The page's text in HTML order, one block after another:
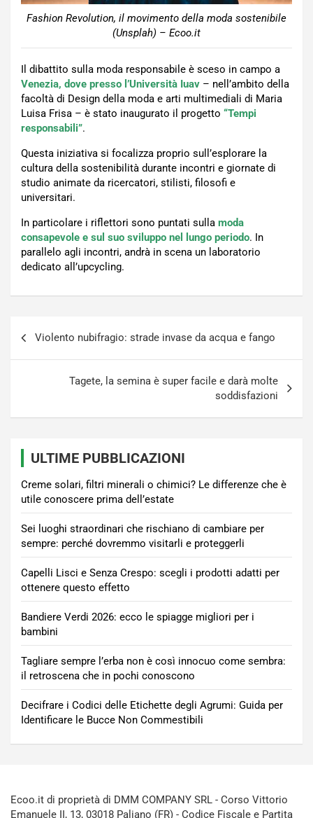
Fashion Revolution, il movimento della moda sostenibile
(Unsplah) – Ecoo.it
Il dibattito sulla moda responsabile è sceso in campo a
Venezia, dove presso l’Università Iuav – nell’ambito della
facoltà di Design della moda e arti multimediali di Maria
Luisa Frisa – è stato inaugurato il progetto “Tempi
responsabili”.
Questa iniziativa si focalizza proprio sull’esplorare la
cultura della sostenibilità durante incontri e giornate di
studio animate da ricercatori, stilisti, filosofi e
universitari.
In particolare i riflettori sono puntati sulla moda
consapevole e sul suo sviluppo nel lungo periodo. In
parallelo agli incontri, andrà in scena un laboratorio
dedicato all’upcycling.
Violento nubifragio: strade invase da acqua e fango
Tagete, la semina è super facile e darà molte
soddisfazioni
ULTIME PUBBLICAZIONI
Creme solari, filtri minerali o chimici? Le differenze che è
utile conoscere prima dell’estate
Sei luoghi straordinari che rischiano di cambiare per
sempre: perché dovremmo visitarli e proteggerli
Capelli Lisci e Senza Crespo: scegli i prodotti adatti per
ottenere questo effetto
Bandiere Verdi 2026: ecco le spiagge migliori per i
bambini
Tagliare sempre l’erba non è così innocuo come sembra:
il retroscena che in pochi conoscono
Decifrare i Codici delle Etichette degli Agrumi: Guida per
Identificare le Bucce Non Commestibili
Ecoo.it di proprietà di DMM COMPANY SRL - Corso Vittorio
Emanuele II, 13, 03018 Paliano (FR) - Codice Fiscale e Partita